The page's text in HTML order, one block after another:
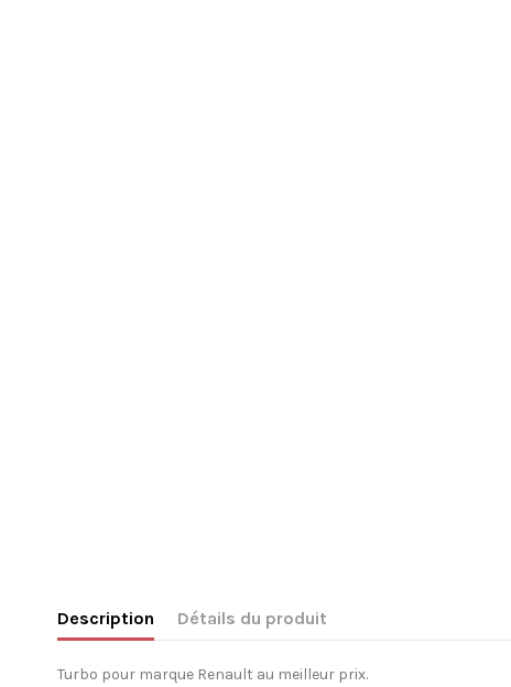
Description Détails du produit
Turbo pour marque Renault au meilleur prix.